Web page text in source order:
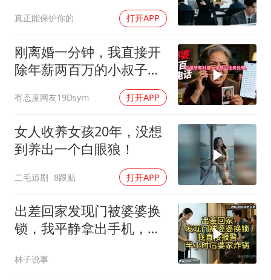
真正能保护你的 打开APP
刚离婚一分钟，我直接开
除年薪两百万的小叔子，
有态度网友19Dsym 打开APP
女人收养女孩20年，没想
到养出一个白眼狼！
二毛追剧 8跟贴 打开APP
出差回家发现门被婆婆换
锁，我平静拿出手机，半
林子说事